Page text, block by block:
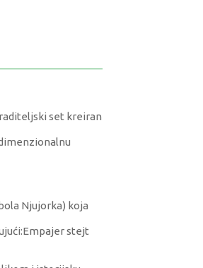
set kreiran
Njujorka) koja
stejt